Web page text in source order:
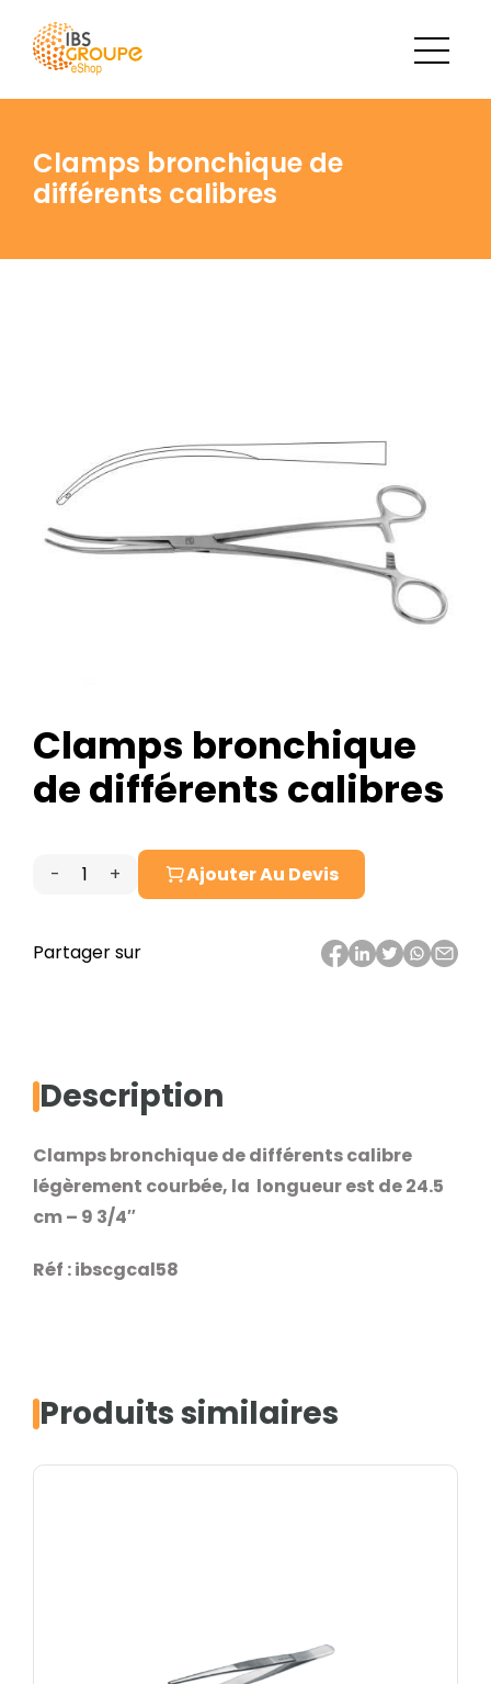
Clamps bronchique de
différents calibres
Clamps bronchique
de différents calibres
-
quantité
Clamps
+ Ajouter Au Devis
Partager sur
Description
Clamps bronchique de différents calibre
légèrement courbée, la longueur est de 24.5
cm – 9 3/4″
Réf : ibscgcal58
Produits similaires